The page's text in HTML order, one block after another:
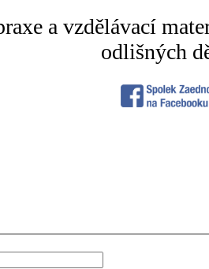
a vzdělávací
odlišných